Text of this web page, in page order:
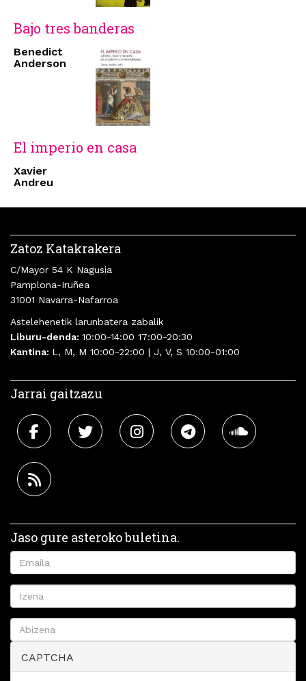
Bajo tres banderas
Benedict
Anderson
El imperio en casa
Xavier
Andreu
Zatoz Katakrakera
C/Mayor 54 K Nagusia
Pamplona-Iruñea
31001 Navarra-Nafarroa
Astelehenetik larunbatera zabalik
Liburu-denda: 10:00-14:00 17:00-20:30
Kantina: L, M, M 10:00-22:00 | J, V, S 10:00-01:00
Jarrai gaitzazu
Jaso gure asteroko buletina.
CAPTCHA